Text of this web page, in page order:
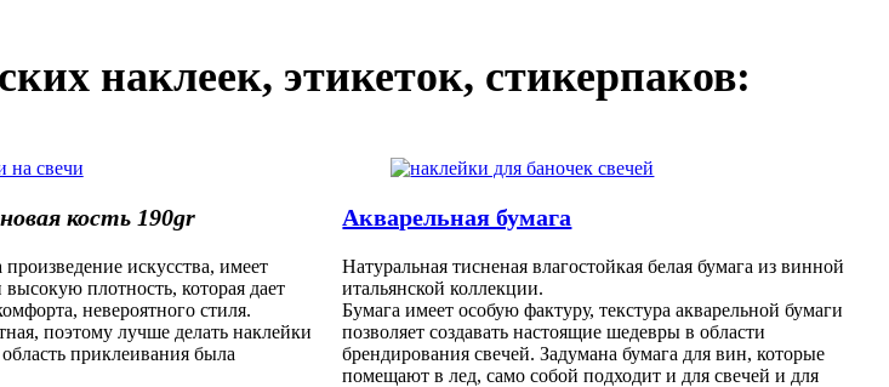
наклеек, этикеток, стикерпаков:
кость 190gr
искусства, имеет
плотность, которая дает
невероятного стиля.
поэтому лучше делать наклейки
приклеивания была
Акварельная бумага
Hатуральная тисненая влагостойкая белая бумага из винной
итальянской коллекции.
Бумага имеет особую фактуру, текстура акварельной бумаги
позволяет создавать настоящие шедевры в области
брендирования свечей. Задумана бумага для вин, которые
помещают в лед, само собой подходит и для свечей и для